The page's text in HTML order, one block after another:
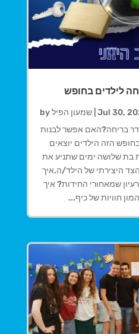
לילדים בחופש
byשמעון הפיל| Jul 30,
בריחה?האם אפשר לבנות
הזה הילדים יוצאים
בת שלושה ימים שתניע את
היצירתי של הילד/ה.איך
שמאחורי החידות? איך
חוויות של כיף...